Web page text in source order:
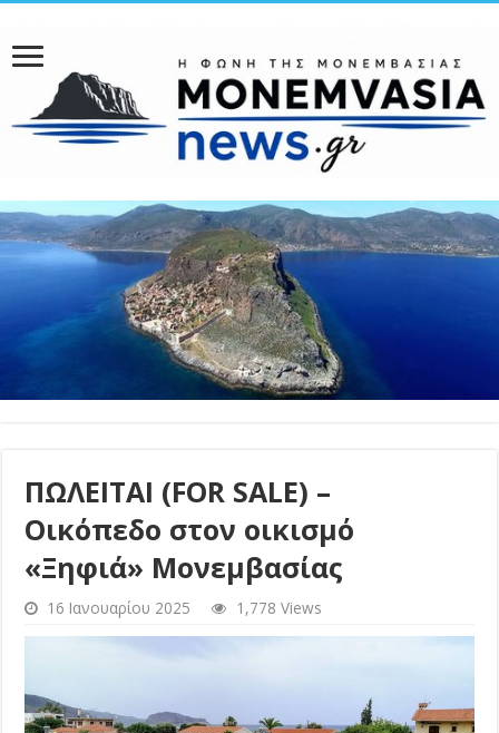
ΠΩΛΕΙΤΑΙ (FOR SALE) –
Οικόπεδο στον οικισμό
«Ξηφιά» Μονεμβασίας
16 Ιανουαρίου 2025 1,778 Views